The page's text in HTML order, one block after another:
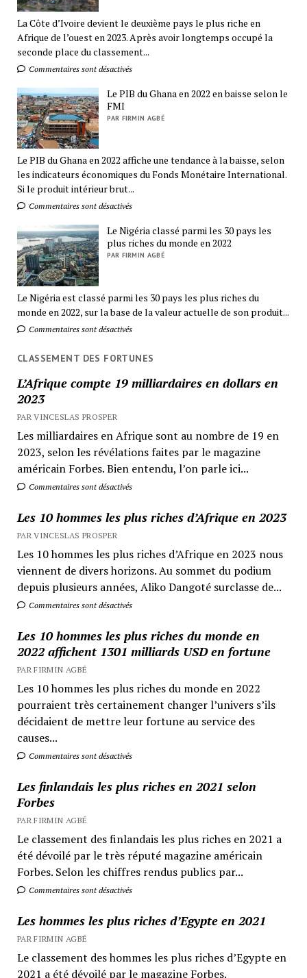
La Côte d’Ivoire devient le deuxième pays le plus riche en
Afrique de l’ouest en 2023. Après avoir longtemps occupé la
seconde place du classement...
Commentaires sont désactivés
Le PIB du Ghana en 2022 en baisse selon le
FMI
PAR FIRMIN AGBÉ
Le PIB du Ghana en 2022 affiche une tendance à la baisse, selon
les indicateurs économiques du Fonds Monétaire International.
Si le produit intérieur brut...
Commentaires sont désactivés
Le Nigéria classé parmi les 30 pays les
plus riches du monde en 2022
PAR FIRMIN AGBÉ
Le Nigéria est classé parmi les 30 pays les plus riches du
monde en 2022, sur la base de la valeur actuelle de son produit...
Commentaires sont désactivés
CLASSEMENT DES FORTUNES
L’Afrique compte 19 milliardaires en dollars en
2023
PAR VINCESLAS PROSPER
Les milliardaires en Afrique sont au nombre de 19 en
2023, selon les révélations faites par le magazine
américain Forbes. Bien entendu, l’on parle ici...
Commentaires sont désactivés
Les 10 hommes les plus riches d’Afrique en 2023
PAR VINCESLAS PROSPER
Les 10 hommes les plus riches d’Afrique en 2023 nous
viennent de divers horizons. Au sommet du podium
depuis plusieurs années, Aliko Dangoté surclasse de...
Commentaires sont désactivés
Les 10 hommes les plus riches du monde en
2022 affichent 1301 milliards USD en fortune
PAR FIRMIN AGBÉ
Les 10 hommes les plus riches du monde en 2022
pourraient très certainement changer l’univers s’ils
décidaient de mettre leur fortune au service des
causes...
Commentaires sont désactivés
Les finlandais les plus riches en 2021 selon
Forbes
PAR FIRMIN AGBÉ
Le classement des finlandais les plus riches en 2021 a
été dévoilé par le très réputé magazine américain
Forbes. Selon les chiffres rendus publics par...
Commentaires sont désactivés
Les hommes les plus riches d’Egypte en 2021
PAR FIRMIN AGBÉ
Le classement des hommes les plus riches d’Egypte en
2021 a été dévoilé par le magazine Forbes.